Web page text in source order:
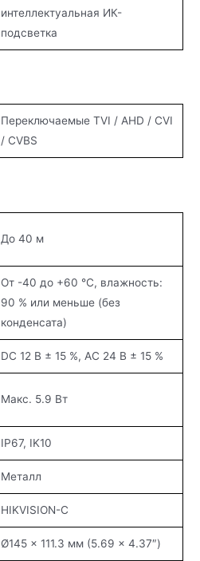
интеллектуальная ИК-
подсветка
Переключаемые TVI / AHD / CVI
/ CVBS
До 40 м
От -40 до +60 °C, влажность:
90 % или меньше (без
конденсата)
DC 12 В ± 15 %, AC 24 В ± 15 %
Макс. 5.9 Вт
IP67, IK10
Металл
HIKVISION-C
Ø145 × 111.3 мм (5.69 × 4.37″)